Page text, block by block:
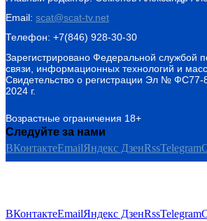
Email: scat@scat-tv.net
Телефон: +7(846) 928-30-30
Зарегистрировано Федеральной службой
связи, информационных технологий и
Свидетельство о регистрации Эл № ФС77-
2024 г.
Возрастные ограничения 18+
Следуйте за нами
ВКонтактеEmailЯндекс ДзенRssTelegram
ВКонтактеEmailЯндекс ДзенRssTelegram